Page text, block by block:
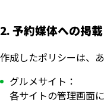
2. 予約媒体への掲
作成したポリシーは、
グルメサイト：
各サイトの管理画面